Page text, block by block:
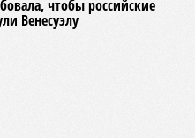
устремился в реки,
обернувшийся
обильные весенние ливни
преобразовалось в
в дополнение накрыло
оказались
под собой